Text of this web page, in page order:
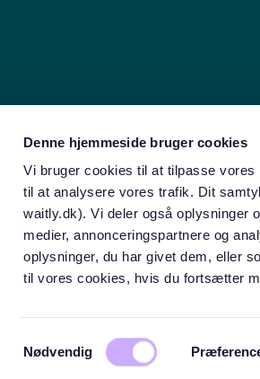
Denne hjemmeside bruger cookies
Vi bruger cookies til at tilpasse
til at analysere vores trafik. Dit
waitly.dk). Vi deler også oplysninger
medier, annonceringspartnere og
oplysninger, du har givet dem, eller
til vores cookies, hvis du fortsætter
Samtykkevalg
Nødvendig